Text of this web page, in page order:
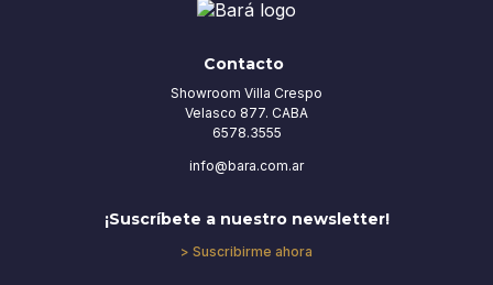
Contacto
Showroom Villa Crespo
Velasco 877. CABA
6578.3555
info@bara.com.ar
¡Suscríbete a nuestro newsletter!
> Suscribirme ahora